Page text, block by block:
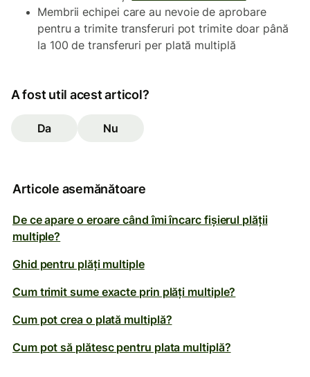
Membrii echipei care au nevoie de aprobare
pentru a trimite transferuri pot trimite doar până
la 100 de transferuri per plată multiplă
A fost util acest articol?
Da Nu
Articole asemănătoare
De ce apare o eroare când îmi încarc fișierul plății
multiple?
Ghid pentru plăți multiple
Cum trimit sume exacte prin plăți multiple?
Cum pot crea o plată multiplă?
Cum pot să plătesc pentru plata multiplă?